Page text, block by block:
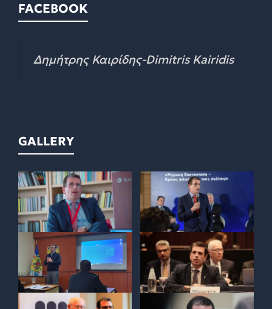
FACEBOOK
Δημήτρης Καιρίδης-Dimitris Kairidis
GALLERY